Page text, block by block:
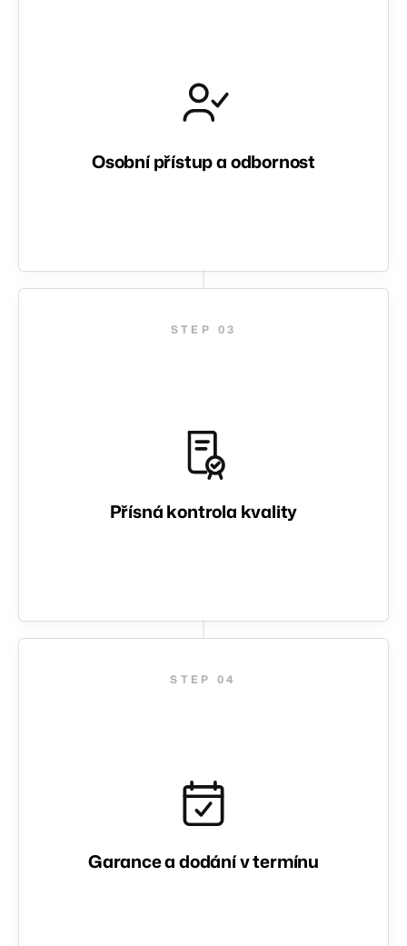
EN CZ
Osobní přístup a odbornost
03
Přísná kontrola kvality
04
Garance a dodání v termínu